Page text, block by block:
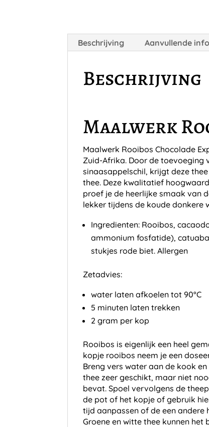
Beschrijving Aanvullende
Beschrijving
Maalwerk
Maalwerk Rooibos Chocolade
Zuid-Afrika. Door de toevoeging
sinaasappelschil, krijgt deze
thee. Deze kwalitatief
proef je de heerlijke smaak van
lekker tijdens de koude donkere
Ingredienten: Rooibos,
ammonium fosfatide),
stukjes rode biet. Allergen
Zetadvies:
water laten afkoelen tot 90°C
5 minuten laten trekken
2 gram per kop
Rooibos is eigenlijk een heel
kopje rooibos neem je een
Breng vers water aan de kook
thee zeer geschikt, maar niet
bevat. Spoel vervolgens de
de pot of het kopje of gebruik
tijd aanpassen of de een andere
Groene en witte thee kunnen